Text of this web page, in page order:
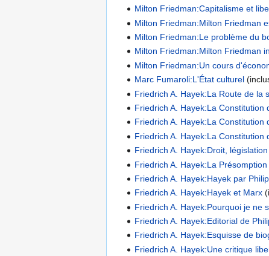
Milton Friedman:Capitalisme et
Milton Friedman:Milton Friedman
Milton Friedman:Le problème du
Milton Friedman:Milton Friedman
Milton Friedman:Un cours
Marc Fumaroli:L'État culturel
Friedrich A. Hayek:La Route de la
Friedrich A. Hayek:La Constitution
Friedrich A. Hayek:La
Friedrich A. Hayek:La
Friedrich A. Hayek:Droit,
Friedrich A. Hayek:La
Friedrich A. Hayek:Hayek par
Friedrich A. Hayek:Hayek et Marx
Friedrich A. Hayek:Pourquoi je ne
Friedrich A. Hayek:Editorial de
Friedrich A. Hayek:Esquisse de
Friedrich A. Hayek:Une critique